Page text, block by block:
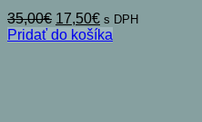
35,00€ Pôvodná
cena
17,50€Aktuálna
cena
s DPH
Pridať do košíka